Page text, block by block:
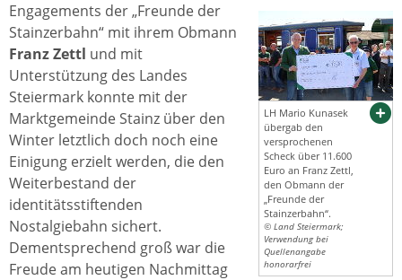
LH Mario Kunasek
übergab den
versprochenen
Scheck über 11.600
Euro an Franz Zettl,
den Obmann der
„Freunde der
Stainzerbahn“.
© Land Steiermark;
Verwendung bei
Quellenangabe
honorarfrei
Engagements der „Freunde der
Stainzerbahn“ mit ihrem Obmann
Franz Zettl und mit
Unterstützung des Landes
Steiermark konnte mit der
Marktgemeinde Stainz über den
Winter letztlich doch noch eine
Einigung erzielt werden, die den
Weiterbestand der
identitätsstiftenden
Nostalgiebahn sichert.
Dementsprechend groß war die
Freude am heutigen Nachmittag